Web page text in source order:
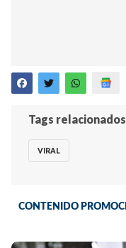
Tags relacionados
VIRAL